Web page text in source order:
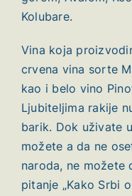
Kolubare.
Vina koja
crvena vina sorte
kao i belo vino
Ljubiteljima rakije
barik. Dok uživate
možete a da ne
naroda, ne možete
pitanje „Kako Srbi